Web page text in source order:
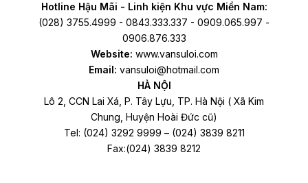
Hotline Hậu Mãi - Linh kiện Khu vực Miền Nam:
(028) 3755.4999 - 0843.333.337 - 0909.065.997 -
0906.876.333
Website: www.vansuloi.com
Email: vansuloi@hotmail.com
HÀ NỘI
Lô 2, CCN Lai Xá, P. Tây Lựu, TP. Hà Nội ( Xã Kim
Chung, Huyện Hoài Đức cũ)
Tel: (024) 3292 9999 – (024) 3839 8211
Fax:(024) 3839 8212